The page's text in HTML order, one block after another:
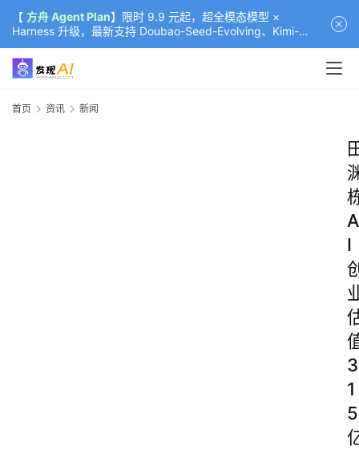
【 方舟 Agent Plan】限时 9.9 元起，超全模态模型 ×
Harness 升级，最新支持 Doubao-Seed-Evolving、Kimi-
K3（部分）、GLM-5.2
首页 资讯 新闻
A
I
3
1
5